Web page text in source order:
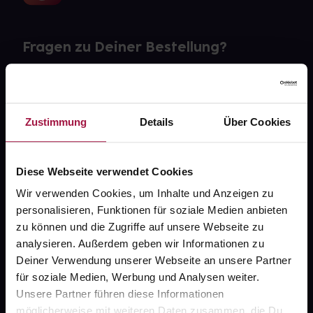
Zustimmung Details Über Cookies
Diese Webseite verwendet Cookies
Wir verwenden Cookies, um Inhalte und Anzeigen zu
personalisieren, Funktionen für soziale Medien anbieten
zu können und die Zugriffe auf unsere Webseite zu
analysieren. Außerdem geben wir Informationen zu
Deiner Verwendung unserer Webseite an unsere Partner
für soziale Medien, Werbung und Analysen weiter.
Unsere Partner führen diese Informationen
Fragen zu Deiner Bestellung?
Über uns
Karriere